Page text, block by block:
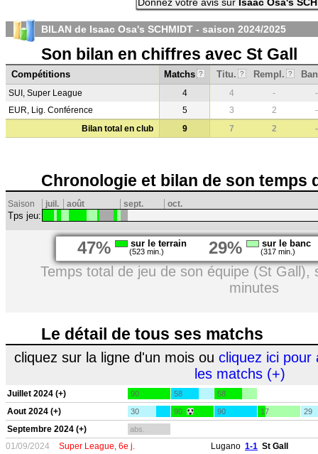
BILAN de Isaac Osa's SCHMIDT - saison 2024/2025
Son bilan en chiffres avec St Gall
Compétitions Matchs ? Titu. ? Rempl. ?
SUI, Super League 4 4 -
-
EUR, Lig. Conférence
5 3 2
-
Bilan total en club
9 7 2 -
Chronologie et bilan de son temps
Saison juil. août sept. oct.
Tps jeu:
47% sur le terrain
(523 min.) 29% sur le banc
(317 min.)
Temps total de jeu de son équipe (St Gall),
minutes
Le détail de tous ses matchs
cliquez sur la ligne d'un mois ou cliquez ici pour
les matchs (+)
Juillet 2024 (+) 90 58 58
Aout 2024 (+) 30 90 90 17 29
Septembre 2024 (+) abs.
01/09/2024 Super League, 6e j. Lugano 1-1 St Gall